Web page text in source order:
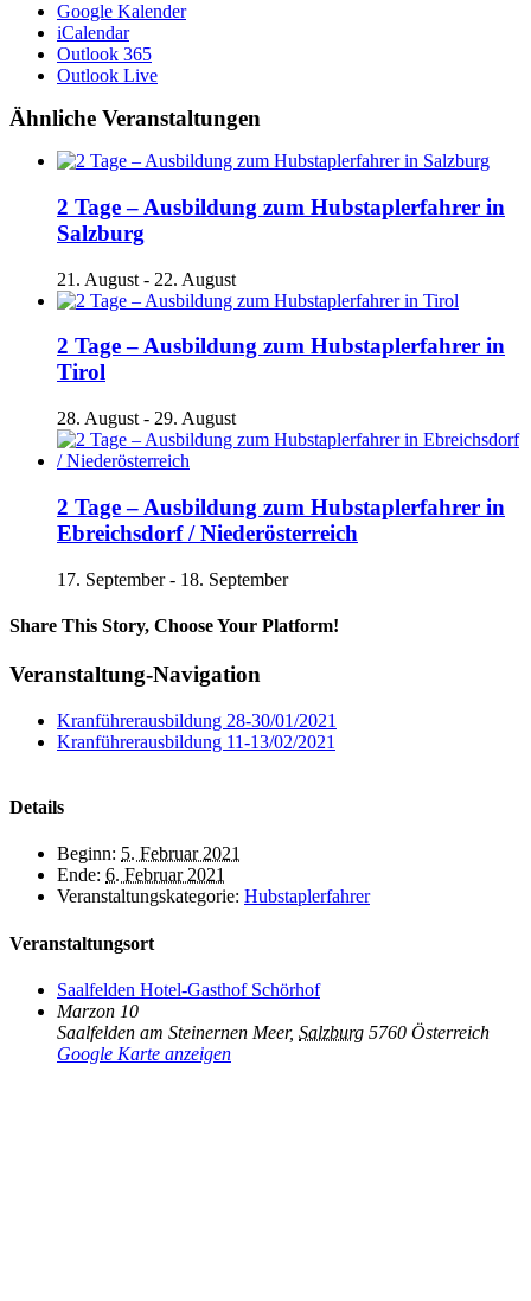
Google Kalender
iCalendar
Outlook 365
Outlook Live
Ähnliche Veranstaltungen
2 Tage – Ausbildung zum Hubstaplerfahrer in
Salzburg
21. August - 22. August
2 Tage – Ausbildung zum Hubstaplerfahrer in
Tirol
28. August - 29. August
2 Tage – Ausbildung zum Hubstaplerfahrer in
Ebreichsdorf / Niederösterreich
17. September- 18. September
Share This Story, Choose Your Platform!
Facebook
X
Reddit
LinkedIn
Tumblr
Pinterest
Vk
E-
Veranstaltung-Navigation
Kranführerausbildung 28-30/01/2021
Kranführerausbildung 11-13/02/2021
Details
Beginn: 5. Februar 2021
Ende: 6. Februar 2021
Veranstaltungskategorie: Hubstaplerfahrer
Veranstaltungsort
Saalfelden Hotel-Gasthof Schörhof
Marzon 10
Saalfelden am Steinernen Meer, Salzburg 5760 Österreich
Google Karte anzeigen